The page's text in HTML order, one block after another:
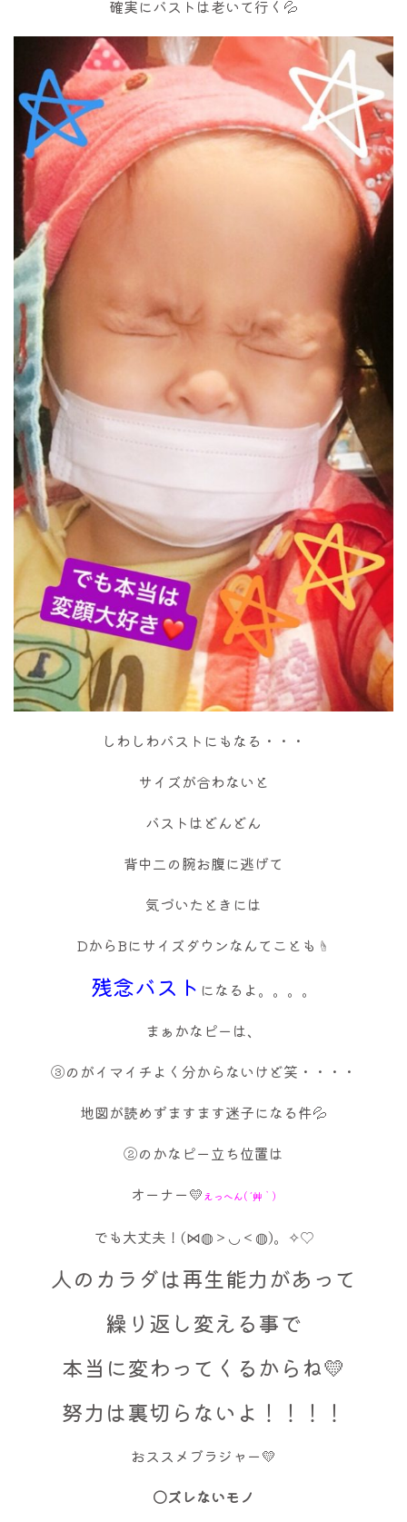
確実にバストは老いて行く💦
しわしわバストにもなる・・・
サイズが合わないと
バストはどんどん
背中二の腕お腹に逃げて
気づいたときには
DからBにサイズダウンなんてことも☝
残念バスト になるよ。。。。
まぁかなピーは、
③のがイマイチよく分からないけど笑・・・・
地図が読めずますます迷子になる件💦
②のかなピー立ち位置は
オーナー💛 えっへん( ´艸｀)
でも大丈夫！(⋈◍＞◡＜◍)。✧♡
人のカラダは再生能力があって
繰り返し変える事で
本当に変わってくるからね💛
努力は裏切らないよ！！！！
おススメブラジャー💛
〇ズレないモノ